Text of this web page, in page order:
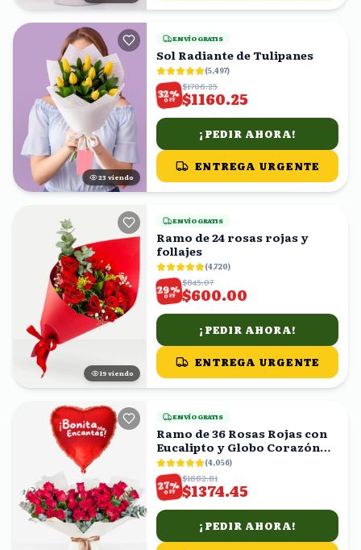
22 viendo
ENVÍO GRATIS
Sol Radiante de Tulipanes
(5,497)
32%
OFF
$1706.25
$1160.25
¡PEDIR AHORA!
ENTREGA URGENTE
20 viendo
ENVÍO GRATIS
Ramo de 24 rosas rojas y
follajes
(4,720)
29%
OFF
$845.07
$600.00
¡PEDIR AHORA!
ENTREGA URGENTE
ENVÍO GRATIS
Ramo de 36 Rosas Rojas con
Eucalipto y Globo Corazón
'Bonita Me Encantas!'
(4,056)
27%
OFF
$1882.81
$1374.45
¡PEDIR AHORA!